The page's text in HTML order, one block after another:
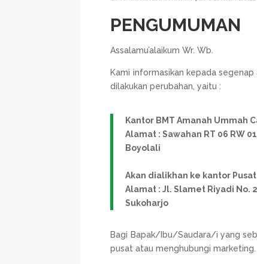
PENGUMUMAN
Assalamu’alaikum Wr. Wb.
Kami informasikan kepada
dilakukan perubahan, yaitu :
Kantor BMT Amanah Ummah
Alamat : Sawahan RT 06 RW
Boyolali
Akan dialikhan ke kantor Pusat
Alamat : Jl. Slamet Riyadi No.
Sukoharjo
Bagi Bapak/Ibu/Saudara/i yang
pusat atau menghubungi marketing.